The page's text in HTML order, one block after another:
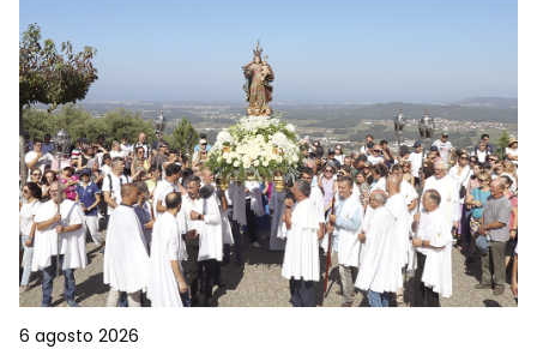
6 agosto 2026